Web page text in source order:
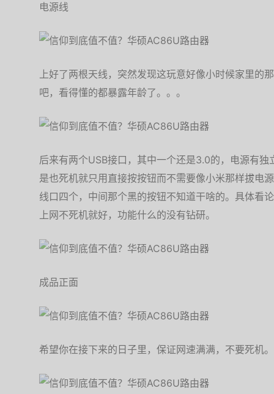
电源线
上好了两根天线，突然发现这玩意好像小时候家里的
吧，看得懂的都暴露年龄了。。。
后来有两个USB接口，其中一个还是3.0的，电源有
是也死机就只用直接按按钮而不需要像小米那样拔电
线口四个，中间那个黑的按钮不知道干啥的。具体看
上网不死机就好，功能什么的没有钻研。
成品正面
希望你在接下来的日子里，保证网速满满，不要死机